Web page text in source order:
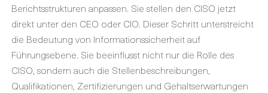
Berichtsstrukturen anpassen. Sie stellen den CISO jetzt
direkt unter den CEO oder CIO. Dieser Schritt unterstreicht
die Bedeutung von Informationssicherheit auf
Führungsebene. Sie beeinflusst nicht nur die Rolle des
CISO, sondern auch die Stellenbeschreibungen,
Qualifikationen, Zertifizierungen und Gehaltserwartungen